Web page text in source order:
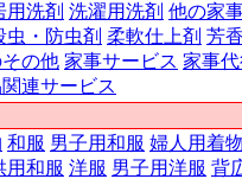
用洗剤 洗濯用洗剤 他の家
虫・防虫剤 柔軟仕上剤 芳
の他 家事サービス 家事
連サービス
和服 男子用和服 婦人用着物
用和服 洋服 男子用洋服 背